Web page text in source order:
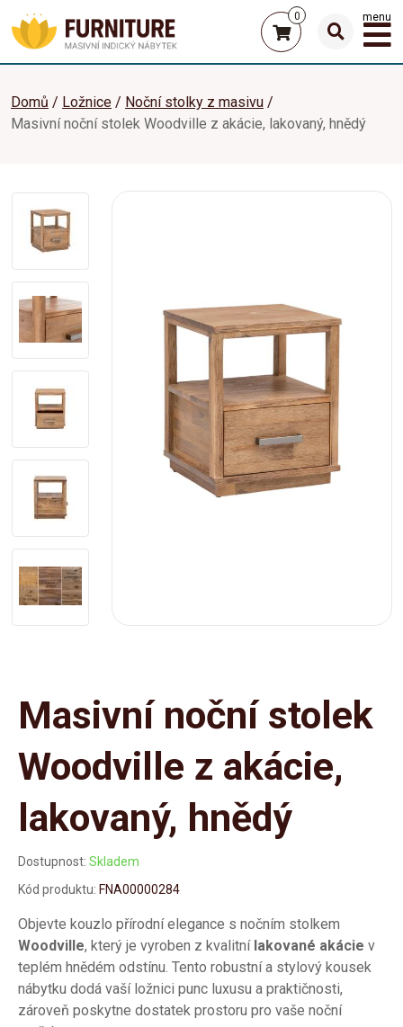
0 menu
Domů Ložnice
Noční stolky z masivu
Masivní noční stolek Woodville z akácie, lakovaný, hnědý
Masivní noční stolek
Woodville z akácie,
lakovaný, hnědý
Dostupnost: Skladem
Kód produktu: FNA00000284
Objevte kouzlo přírodní elegance s nočním stolkem
Woodville, který je vyroben z kvalitní lakované akácie v
teplém hnědém odstínu. Tento robustní a stylový kousek
nábytku dodá vaší ložnici punc luxusu a praktičnosti,
zároveň poskytne dostatek prostoru pro vaše noční